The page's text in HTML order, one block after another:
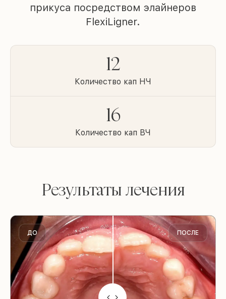
прикуса посредством элайнеров
FlexiLigner.
12
Количество кап НЧ
16
Количество кап ВЧ
Результаты лечения
ДО ПОСЛЕ